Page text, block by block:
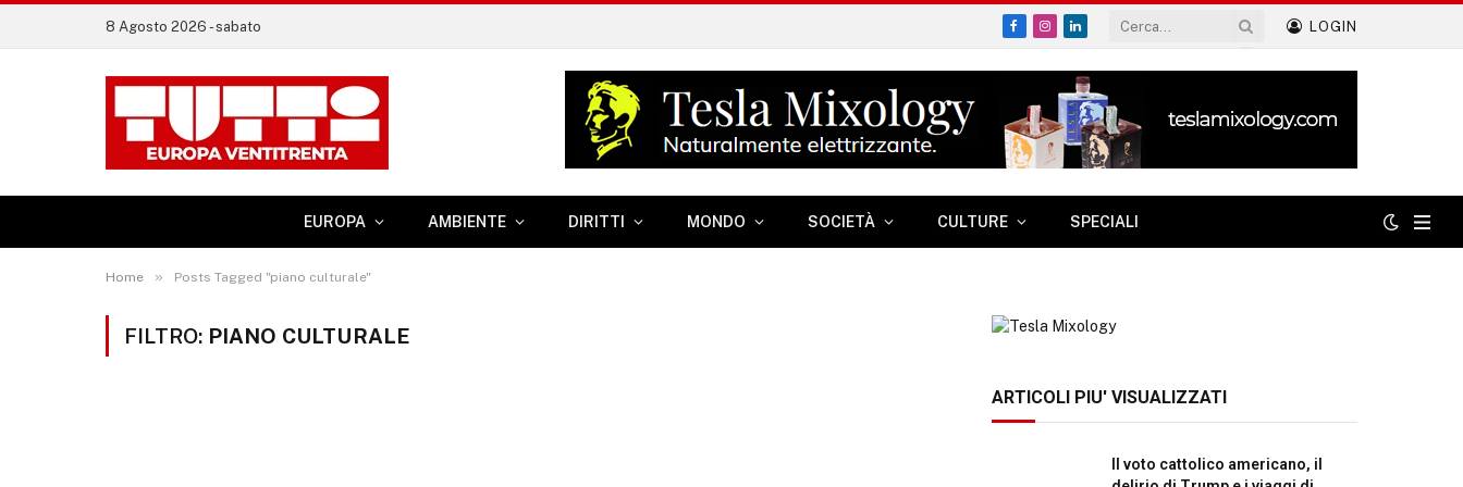
8 Agosto 2026 - sabato
Facebook
Instagram
LinkedIn
LOGIN
EUROPA AMBIENTE DIRITTI MONDO SOCIETÀ CULTURE SPECIALI
Home » Posts Tagged "piano culturale"
FILTRO: PIANO CULTURALE
ARTICOLI PIU' VISUALIZZATI
Il voto cattolico americano, il